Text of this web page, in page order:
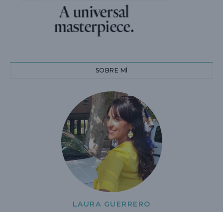
SOBRE MÍ
LAURA GUERRERO